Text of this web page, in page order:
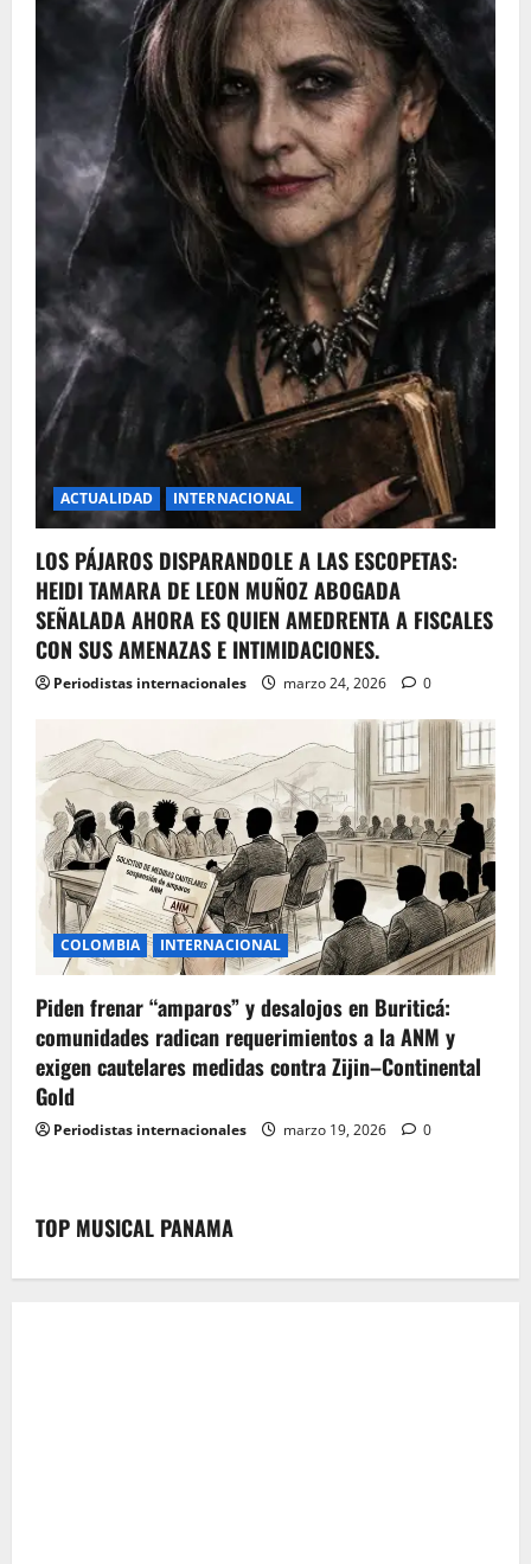
ACTUALIDAD INTERNACIONAL
LOS PÁJAROS DISPARANDOLE A LAS ESCOPETAS:
HEIDI TAMARA DE LEON MUÑOZ ABOGADA
SEÑALADA AHORA ES QUIEN AMEDRENTA A FISCALES
CON SUS AMENAZAS E INTIMIDACIONES.
Periodistas internacionales marzo 24, 2026 0
COLOMBIA INTERNACIONAL
Piden frenar “amparos” y desalojos en Buriticá:
comunidades radican requerimientos a la ANM y
exigen cautelares medidas contra Zijin–Continental
Gold
Periodistas internacionales marzo 19, 2026 0
TOP MUSICAL PANAMA